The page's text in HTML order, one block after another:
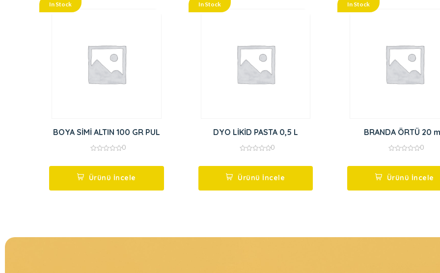
In Stock
BOYA SİMİ ALTIN 100 GR PUL
5
0
Ürünü İncele
In Stock
DYO LİKİD PASTA 0,5 L
5
0
Ürünü İncele
In Stock
BRANDA ÖRTÜ 20
5
0
Ürünü İncele